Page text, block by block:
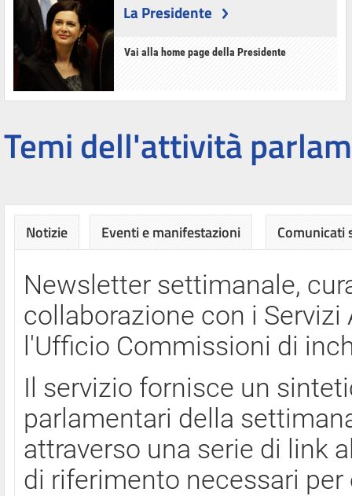
La Presidente
Vai alla home page della Presidente
Temi dell'attività
Notizie Eventi e manifestazioni Comunicati
Newsletter settimanale,
collaborazione con i
l'Ufficio Commissioni di
Il servizio fornisce un
parlamentari della
attraverso una serie di link
di riferimento necessari